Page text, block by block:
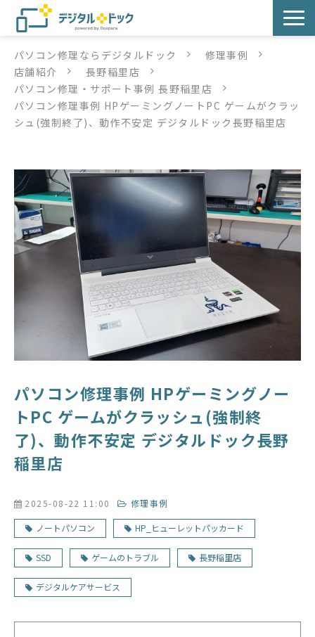
パソコン修理
サービス
店舗紹介
デジタルドックブログ
パソコン修理ならデジタルドック
修理事例
店舗紹介
長野稲里店
パソコン修理・サポート事例 長野稲里店
パソコン修理事例 HPゲーミングノートPC ゲームがクラッ
シュ(強制終了)、動作不安定 デジタルドック長野稲里店
パソコン修理事例 HPゲーミングノー
トPC ゲームがクラッシュ(強制終
了)、動作不安定 デジタルドック長野
稲里店
2025-08-22 11:00 修理事例
ノートパソコン HP_ヒューレットパッカード
SSD ゲームのトラブル 長野稲里店
デジタルケアサービス